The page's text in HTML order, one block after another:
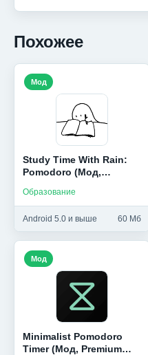
Похожее
Study Time With Rain:
Pomodoro (Мод,
Образование
Android 5.0 и выше 60 Мб
Мод
Minimalist Pomodoro
Timer (Мод, Premium
Мод